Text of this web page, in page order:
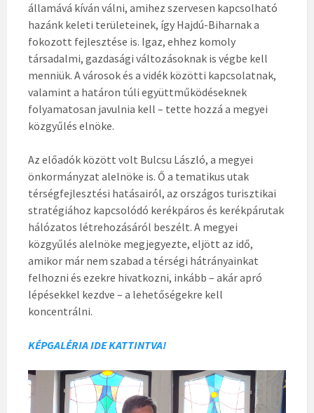
államává kíván válni, amihez szervesen kapcsolható
hazánk keleti területeinek, így Hajdú-Biharnak a
fokozott fejlesztése is. Igaz, ehhez komoly
társadalmi, gazdasági változásoknak is végbe kell
menniük. A városok és a vidék közötti kapcsolatnak,
valamint a határon túli együttműködéseknek
folyamatosan javulnia kell – tette hozzá a megyei
közgyűlés elnöke.
Az előadók között volt Bulcsu László, a megyei
önkormányzat alelnöke is. Ő a tematikus utak
térségfejlesztési hatásairól, az országos turisztikai
stratégiához kapcsolódó kerékpáros és kerékpárutak
hálózatos létrehozásáról beszélt. A megyei
közgyűlés alelnöke megjegyezte, eljött az idő,
amikor már nem szabad a térségi hátrányainkat
felhozni és ezekre hivatkozni, inkább – akár apró
lépésekkel kezdve – a lehetőségekre kell
koncentrálni.
KÉPGALÉRIA IDE KATTINTVA!